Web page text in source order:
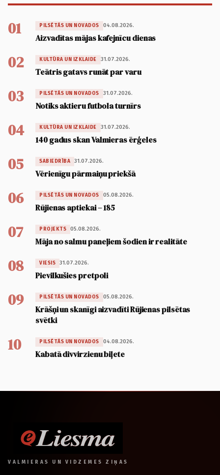
01 PILSĒTĀS UN NOVADOS 04.08.2026.
Aizvadītas mājas kafejnīcu dienas
02 KULTŪRA UN IZKLAIDE 31.07.2026.
Teātris gatavs runāt par varu
03 PILSĒTĀS UN NOVADOS 31.07.2026.
Notiks aktieru futbola turnīrs
04 KULTŪRA UN IZKLAIDE 31.07.2026.
140 gadus skan Valmieras ērģeles
05 SABIEDRĪBA 31.07.2026.
Vērienīgu pārmaiņu priekšā
06 PILSĒTĀS UN NOVADOS 05.08.2026.
Rūjienas aptiekai – 185
07 PROJEKTS 05.08.2026.
Māja no salmu paneļiem šodien ir realitāte
08 VIESIS 31.07.2026.
Pievilkušies pretpoli
09 PILSĒTĀS UN NOVADOS 05.08.2026.
Krāšņi un skanīgi aizvadīti Rūjienas pilsētas
svētki
10 PILSĒTĀS UN NOVADOS 04.08.2026.
Kabatā divvirzienu biļete
VALMIERAS UN VIDZEMES ZIŅAS